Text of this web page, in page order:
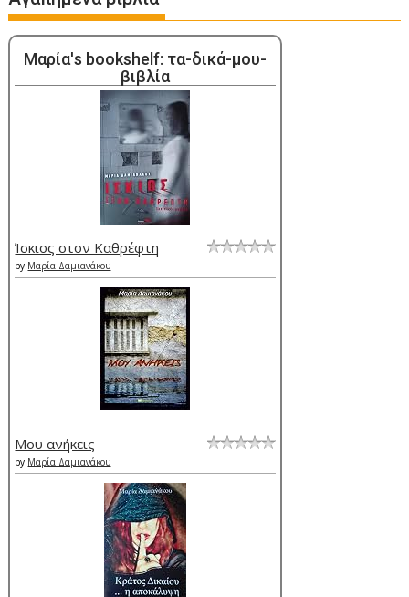
Μαρία's bookshelf: τα-δικά-μου-
βιβλία
Ίσκιος στον Καθρέφτη
by Μαρία Δαμιανάκου
Μου ανήκεις
by Μαρία Δαμιανάκου